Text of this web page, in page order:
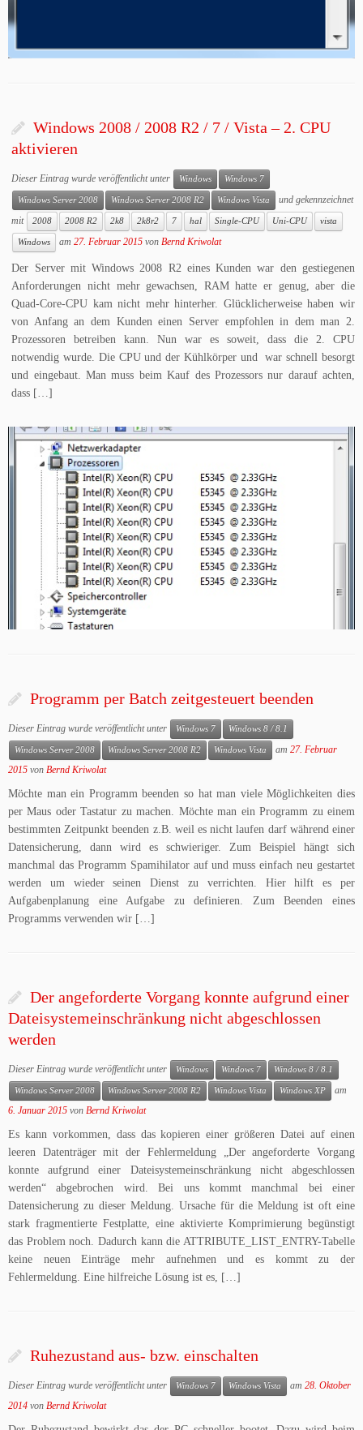
Windows 2008 / 2008 R2 / 7 / Vista – 2. CPU
aktivieren
Dieser Eintrag wurde veröffentlicht unter Windows Windows 7
Windows Server 2008 Windows Server 2008 R2 Windows Vista
und gekennzeichnet
mit
2008 2008 R2 2k8 2k8r2 7 hal Single-CPU Uni-CPU vista
Windows am27. Februar 2015 von Bernd Kriwolat
Der Server mit Windows 2008 R2 eines Kunden war den gestiegenen
Anforderungen nicht mehr gewachsen, RAM hatte er genug, aber die
Quad-Core-CPU kam nicht mehr hinterher. Glücklicherweise haben wir
von Anfang an dem Kunden einen Server empfohlen in dem man 2.
Prozessoren betreiben kann. Nun war es soweit, dass die 2. CPU
notwendig wurde. Die CPU und der Kühlkörper und war schnell besorgt
und eingebaut. Man muss beim Kauf des Prozessors nur darauf achten,
dass […]
Programm per Batch zeitgesteuert beenden
Dieser Eintrag wurde veröffentlicht unter Windows 7 Windows 8 / 8.1
Windows Server 2008 Windows Server 2008 R2 Windows Vista am 27. Februar
2015 von Bernd Kriwolat
Möchte man ein Programm beenden so hat man viele Möglichkeiten dies
per Maus oder Tastatur zu machen. Möchte man ein Programm zu einem
bestimmten Zeitpunkt beenden z.B. weil es nicht laufen darf während einer
Datensicherung, dann wird es schwieriger. Zum Beispiel hängt sich
manchmal das Programm Spamihilator auf und muss einfach neu gestartet
werden um wieder seinen Dienst zu verrichten. Hier hilft es per
Aufgabenplanung eine Aufgabe zu definieren. Zum Beenden eines
Programms verwenden wir […]
Der angeforderte Vorgang konnte aufgrund einer
Dateisystemeinschränkung nicht abgeschlossen
werden
Dieser Eintrag wurde veröffentlicht unter Windows Windows 7 Windows 8 / 8.1
Windows Server 2008 Windows Server 2008 R2 Windows Vista Windows XP
am
6. Januar 2015 von Bernd Kriwolat
Es kann vorkommen, dass das kopieren einer größeren Datei auf einen
leeren Datenträger mit der Fehlermeldung „Der angeforderte Vorgang
konnte aufgrund einer Dateisystemeinschränkung nicht abgeschlossen
werden“ abgebrochen wird. Bei uns kommt manchmal bei einer
Datensicherung zu dieser Meldung. Ursache für die Meldung ist oft eine
stark fragmentierte Festplatte, eine aktivierte Komprimierung begünstigt
das Problem noch. Dadurch kann die ATTRIBUTE_LIST_ENTRY-Tabelle
keine neuen Einträge mehr aufnehmen und es kommt zu der
Fehlermeldung. Eine hilfreiche Lösung ist es, […]
Ruhezustand aus- bzw. einschalten
Dieser Eintrag wurde veröffentlicht unter Windows 7 Windows Vista am 28. Oktober
2014 von Bernd Kriwolat